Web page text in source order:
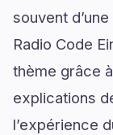
souvent
Radio Code
thème grâce
explications
l’expérience